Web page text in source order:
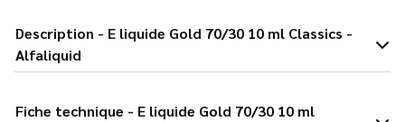
Description - E liquide Gold 70/30 10 ml Classics -
Alfaliquid
Fiche technique - E liquide Gold 70/30 10 ml